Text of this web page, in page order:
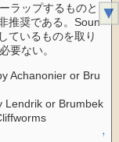
ラップするものと
推奨である。Soun
ているものを取り
要ない。
Achanonier or Bru
Lendrik or Brumbek
↑
▼